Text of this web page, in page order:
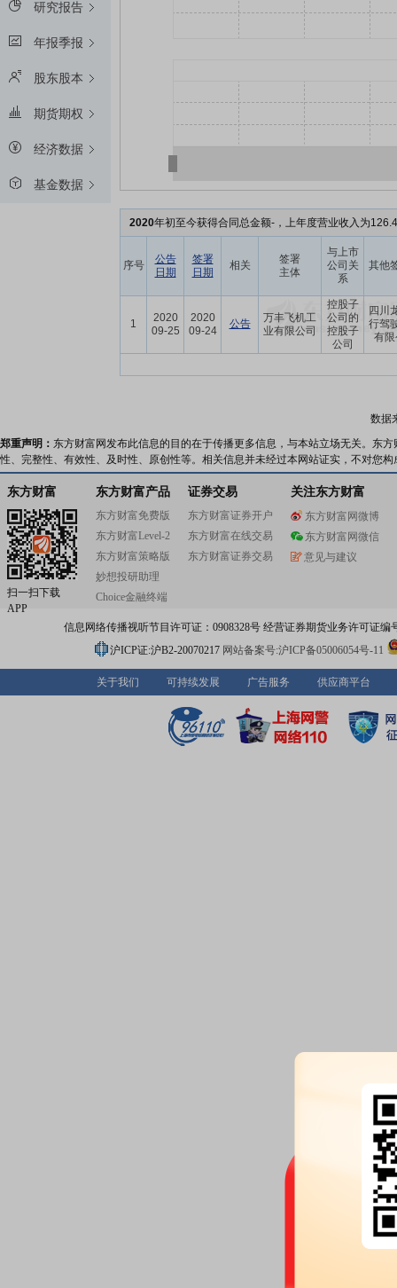
研究报告
年报季报
股东股本
期货期权
经济数据
基金数据
2020年初至今获得合同总金额-，上年度营业收入为
序号
公告
日期
签署
日期
相关
签署
主体
与上市
公司关
系
其他
1
2020
09-25
2020
09-24
公告
万丰飞机工
业有限公司
控股子
公司的
控股子
公司
四川
行驾
有
数据
郑重声明： 东方财富网发布此信息的目的在于传播更多信息，与本站立场无关。东
性、完整性、有效性、及时性、原创性等。相关信息并未经过本网站证实，不对您
东方财富
扫一扫下载
APP
东方财富产品
东方财富免费版
东方财富Level-2
东方财富策略版
妙想投研助理
Choice金融终端
证券交易
东方财富证券开户
东方财富在线交易
东方财富证券交易
关注东方财富
东方财富网微博
东方财富网微信
意见与建议
信息网络传播视听节目许可证：0908328号 经营证券期货业务许可证编
沪ICP证:沪B2-20070217 网站备案号:沪ICP备05006054号-11
关于我们 可持续发展 广告服务 供应商平台